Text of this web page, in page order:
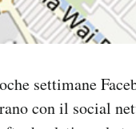
settimane
con il social